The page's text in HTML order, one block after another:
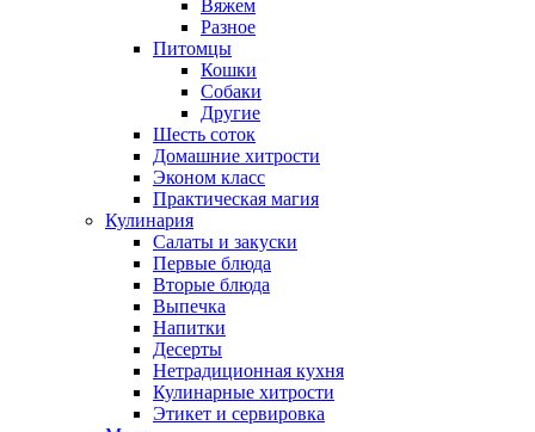
Вяжем
Разное
Питомцы
Кошки
Собаки
Другие
Шесть соток
Домашние хитрости
Эконом класс
Практическая магия
Кулинария
Салаты и закуски
Первые блюда
Вторые блюда
Выпечка
Напитки
Десерты
Нетрадиционная кухня
Кулинарные хитрости
Этикет и сервировка